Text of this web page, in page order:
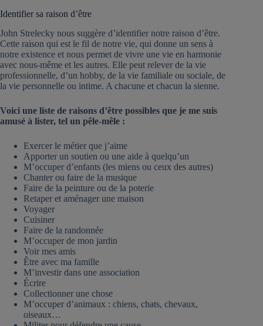
Identifier sa raison d’être
John Strelecky nous suggère d’identifier notre raison d’être.
Cette raison qui est le fil de notre vie, qui donne un sens à
notre existence et nous permet de vivre une vie en harmonie
avec nous-même et les autres. Elle peut relever de la vie
professionnelle, d’un hobby, de la vie familiale ou sociale, de
la vie personnelle ou intime. A chacune et chacun la sienne.
Voici une liste de raisons d’être possibles que je me suis
amusé à lister, tel un pêle-mêle :
Exercer le métier que j’aime
Apporter un soutien ou une aide à quelqu’un
M’occuper d’enfants (les miens ou ceux des autres)
Chanter ou faire de la musique
Faire de la peinture ou de la poterie
Retaper et aménager une maison
Voyager
Cuisiner
Faire de la randonnée
M’occuper de mon jardin
Voir mes amis
Être avec ma famille
M’investir dans une association
Écrire
Collectionner une chose
M’occuper d’animaux : chiens, chats, chevaux,
oiseaux…